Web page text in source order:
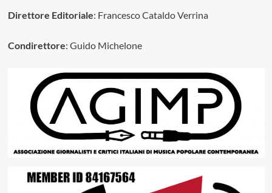
Direttore Editoriale: Francesco Cataldo Verrina
Condirettore: Guido Michelone